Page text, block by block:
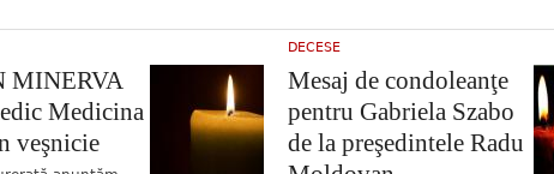
MINERVA
Medicina
veşnicie
DECESE
Mesaj de condoleanţe
pentru Gabriela Szabo
de la preşedintele Radu